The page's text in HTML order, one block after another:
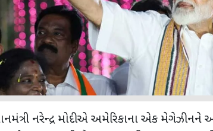
નરેન્દ્ર મોદીએ અમેરિકાના એક